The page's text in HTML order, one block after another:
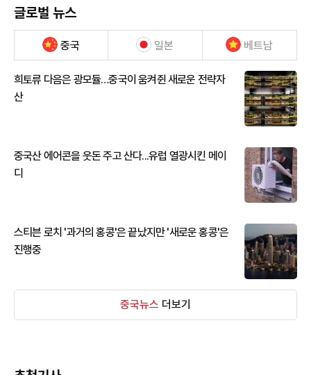
글로벌 뉴스
중국 일본 베트남
희토류 다음은 광모듈…중국이 움켜쥔 새로운 전략자
산
중국산 에어콘을 웃돈 주고 산다...유럽 열광시킨 메이
디
스티븐 로치 '과거의 홍콩'은 끝났지만 '새로운 홍콩'은
진행중
중국뉴스 더보기